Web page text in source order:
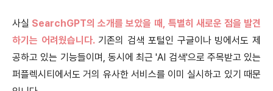
사실 SearchGPT의 소개를 보았을 때, 특별히 새로운 점을 발견
하기는 어려웠습니다.기존의 검색 포털인 구글이나 빙에서도 제
공하고 있는 기능들이며, 동시에 최근 'AI 검색'으로 주목받고 있는
퍼플렉시티에서도 거의 유사한 서비스를 이미 실시하고 있기 때문